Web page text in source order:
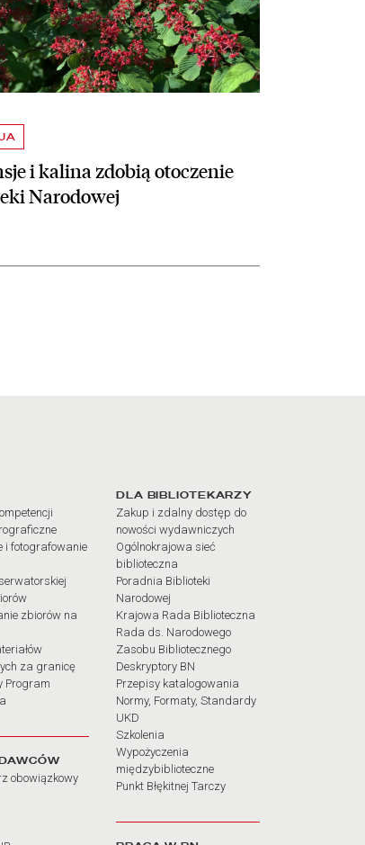
i kalina zdobią otoczenie
Narodowej
i fotografowanie
zbiorów na
za granicę
Program
obowiązkowy
DLA BIBLIOTEKARZY
Zakup i zdalny dostęp do
nowości wydawniczych
Ogólnokrajowa sieć
biblioteczna
Poradnia Biblioteki
Narodowej
Krajowa Rada Biblioteczna
Rada ds. Narodowego
Zasobu Bibliotecznego
Deskryptory BN
Przepisy katalogowania
Normy, Formaty, Standardy
UKD
Szkolenia
Wypożyczenia
międzybiblioteczne
Punkt Błękitnej Tarczy